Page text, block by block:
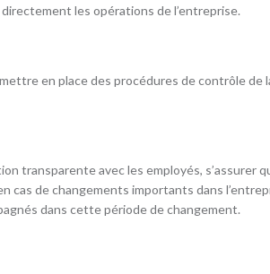
les opérations de l’entreprise.
en place des procédures de contrôle de
transparente avec les employés, s’assurer
cas de changements importants dans
dans cette période de changement.